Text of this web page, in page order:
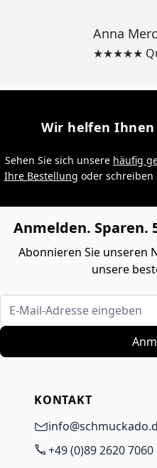
Anna
★★★★★
Wir helfen
Sehen Sie sich unsere häufig
Ihre Bestellung oder schreiben
Anmelden. Sparen.
Abonnieren Sie unseren
unsere
E-Mail-Adresse eingeben
KONTAKT
+49 (0)89 2620 7060